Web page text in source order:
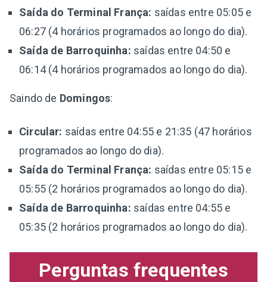
Saída do Terminal França: saídas entre 05:05 e
06:27 (4 horários programados ao longo do dia).
Saída de Barroquinha: saídas entre 04:50 e
06:14 (4 horários programados ao longo do dia).
Saindo de Domingos:
Circular: saídas entre 04:55 e 21:35 (47 horários
programados ao longo do dia).
Saída do Terminal França: saídas entre 05:15 e
05:55 (2 horários programados ao longo do dia).
Saída de Barroquinha: saídas entre 04:55 e
05:35 (2 horários programados ao longo do dia).
Perguntas frequentes